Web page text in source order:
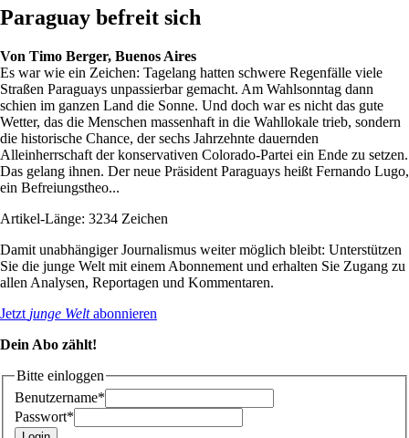
Paraguay befreit sich
Von Timo Berger, Buenos Aires
Es war wie ein Zeichen: Tagelang hatten schwere Regenfälle viele
Straßen Paraguays unpassierbar gemacht. Am Wahlsonntag dann
schien im ganzen Land die Sonne. Und doch war es nicht das gute
Wetter, das die Menschen massenhaft in die Wahllokale trieb, sondern
die historische Chance, der sechs Jahrzehnte dauernden
Alleinherrschaft der konservativen Colorado-Partei ein Ende zu setzen.
Das gelang ihnen. Der neue Präsident Paraguays heißt Fernando Lugo,
ein Befreiungstheo...
Artikel-Länge: 3234 Zeichen
Damit unabhängiger Journalismus weiter möglich bleibt: Unterstützen
Sie die junge Welt mit einem Abonnement und erhalten Sie Zugang zu
allen Analysen, Reportagen und Kommentaren.
Jetzt junge Weltabonnieren
Dein Abo zählt!
Bitte einloggen
Benutzername*
Passwort*